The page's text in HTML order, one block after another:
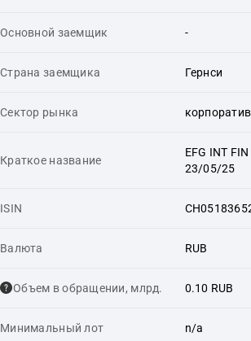
Основной заемщик -
Страна заемщика Гернси
Сектор рынка
Краткое название
EFG INT
23/05/25
ISIN
Валюта RUB
Объем в обращении, млрд. 0.10 RUB
Минимальный лот n/a